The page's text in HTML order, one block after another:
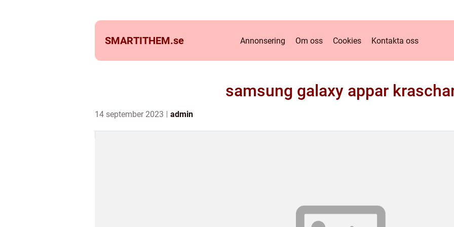
SMARTITHEM.se Annonsering Om oss Cookies Kontakta oss
samsung galaxy appar
14 september 2023 admin